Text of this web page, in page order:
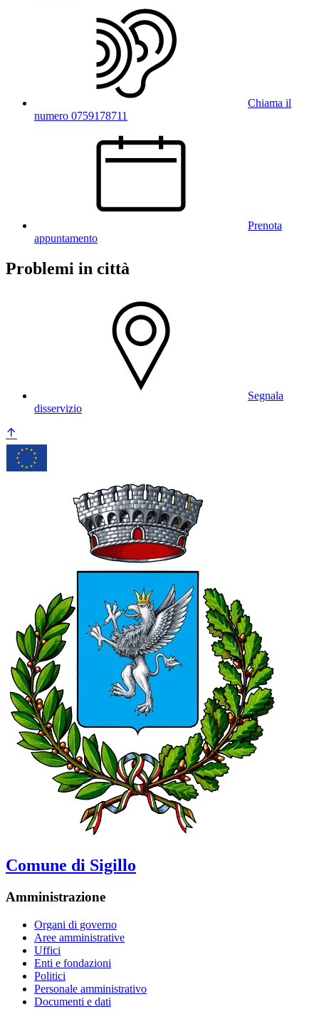
Chiama il
numero 0759178711
Prenota
appuntamento
Problemi in città
Segnala
disservizio
Comune di Sigillo
Amministrazione
Organi di governo
Aree amministrative
Uffici
Enti e fondazioni
Politici
Personale amministrativo
Documenti e dati